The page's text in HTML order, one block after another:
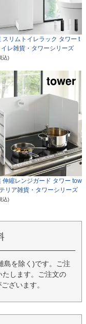
スリムトイレラック タワー t
レ雑貨・タワーシリーズ
込)
伸縮レンジガード タワー tow
リア雑貨・タワーシリーズ
込)
島を除く)です。ご注
します。ご注文の
ざいます。